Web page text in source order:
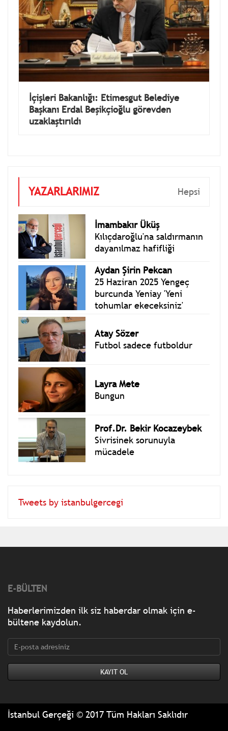
İçişleri Bakanlığı: Etimesgut Belediye
Başkanı Erdal Beşikçioğlu görevden
uzaklaştırıldı
YAZARLARIMIZ Hepsi
İmambakır Üküş
Kılıçdaroğlu'na saldırmanın
dayanılmaz hafifliği
Aydan Şirin Pekcan
25 Haziran 2025 Yengeç
burcunda Yeniay 'Yeni
tohumlar ekeceksiniz'
Atay Sözer
Futbol sadece futboldur
Layra Mete
Bungun
Prof.Dr. Bekir Kocazeybek
Sivrisinek sorunuyla
mücadele
Tweets by istanbulgercegi
E-BÜLTEN
Haberlerimizden ilk siz haberdar olmak için e-
bültene kaydolun.
İstanbul Gerçeği © 2017 Tüm Hakları Saklıdır